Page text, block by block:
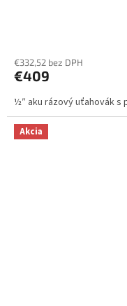
€332,52 bez DPH
€409
½″ aku rázový uťahovák s
Akcia